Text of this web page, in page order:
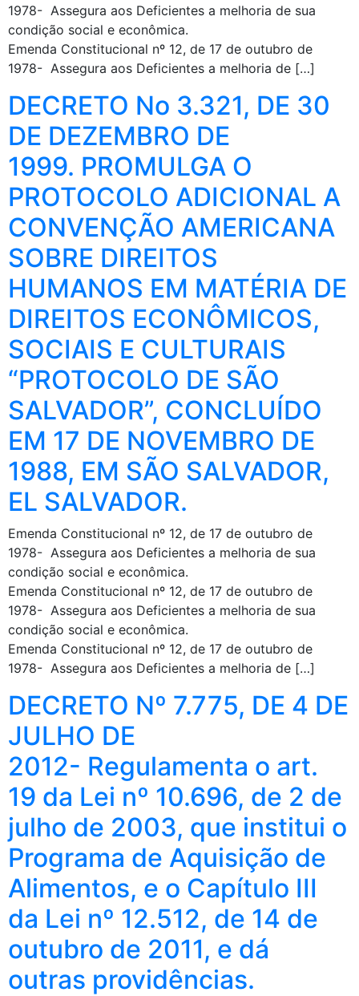
1978- Assegura aos Deficientes a melhoria de sua
condição social e econômica.
Emenda Constitucional nº 12, de 17 de outubro de
1978- Assegura aos Deficientes a melhoria de […]
DECRETO No 3.321, DE 30
DE DEZEMBRO DE
1999. PROMULGA O
PROTOCOLO ADICIONAL A
CONVENÇÃO AMERICANA
SOBRE DIREITOS
HUMANOS EM MATÉRIA DE
DIREITOS ECONÔMICOS,
SOCIAIS E CULTURAIS
“PROTOCOLO DE SÃO
SALVADOR”, CONCLUÍDO
EM 17 DE NOVEMBRO DE
1988, EM SÃO SALVADOR,
EL SALVADOR.
Emenda Constitucional nº 12, de 17 de outubro de
1978- Assegura aos Deficientes a melhoria de sua
condição social e econômica.
Emenda Constitucional nº 12, de 17 de outubro de
1978- Assegura aos Deficientes a melhoria de sua
condição social e econômica.
Emenda Constitucional nº 12, de 17 de outubro de
1978- Assegura aos Deficientes a melhoria de […]
DECRETO Nº 7.775, DE 4 DE
JULHO DE
2012- Regulamenta o art.
19 da Lei nº 10.696, de 2 de
julho de 2003, que institui o
Programa de Aquisição de
Alimentos, e o Capítulo III
da Lei nº 12.512, de 14 de
outubro de 2011, e dá
outras providências.